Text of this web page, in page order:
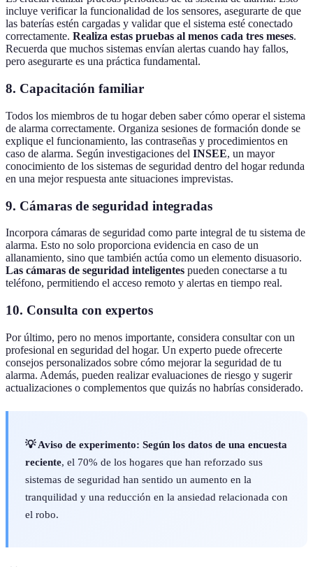
incluye verificar la funcionalidad de los sensores, asegurarte de que
las baterías estén cargadas y validar que el sistema esté conectado
correctamente. Realiza estas pruebas al menos cada tres meses.
Recuerda que muchos sistemas envían alertas cuando hay fallos,
pero asegurarte es una práctica fundamental.
8. Capacitación familiar
Todos los miembros de tu hogar deben saber cómo operar el sistema
de alarma correctamente. Organiza sesiones de formación donde se
explique el funcionamiento, las contraseñas y procedimientos en
caso de alarma. Según investigaciones del INSEE, un mayor
conocimiento de los sistemas de seguridad dentro del hogar redunda
en una mejor respuesta ante situaciones imprevistas.
9. Cámaras de seguridad integradas
Incorpora cámaras de seguridad como parte integral de tu sistema de
alarma. Esto no solo proporciona evidencia en caso de un
allanamiento, sino que también actúa como un elemento disuasorio.
Las cámaras de seguridad inteligentes pueden conectarse a tu
teléfono, permitiendo el acceso remoto y alertas en tiempo real.
10. Consulta con expertos
Por último, pero no menos importante, considera consultar con un
profesional en seguridad del hogar. Un experto puede ofrecerte
consejos personalizados sobre cómo mejorar la seguridad de tu
alarma. Además, pueden realizar evaluaciones de riesgo y sugerir
actualizaciones o complementos que quizás no habrías considerado.
💡 Aviso de experimento: Según los datos de una encuesta
reciente, el 70% de los hogares que han reforzado sus
sistemas de seguridad han sentido un aumento en la
tranquilidad y una reducción en la ansiedad relacionada con
el robo.